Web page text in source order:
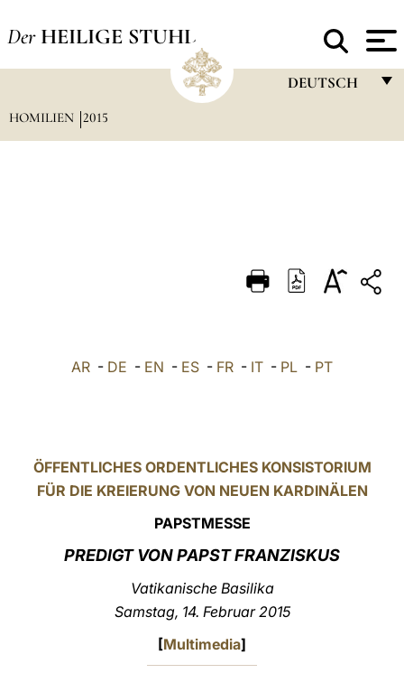
Der HEILIGE STUHL
DEUTSCH
DEUTSCH
العربيّة
HOMILIEN 2015
AR - DE - EN - ES - FR - IT - PL - PT
ÖFFENTLICHES ORDENTLICHES KONSISTORIUM
FÜR DIE KREIERUNG VON NEUEN KARDINÄLEN
PAPSTMESSE
PREDIGT VON PAPST FRANZISKUS
Vatikanische Basilika
Samstag, 14. Februar 2015
[Multimedia]